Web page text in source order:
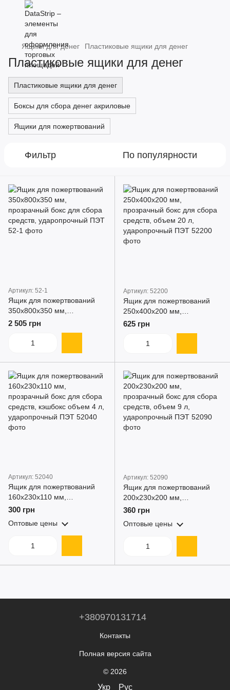
Ящики для денег Пластиковые ящики для денег
Пластиковые ящики для денег
Пластиковые ящики для денег
Боксы для сбора денег акриловые
Ящики для пожертвований
Фильтр По популярности
Артикул: 52-1
Ящик для пожертвований
350x800x350 мм,
прозрачный бокс для сбора
средств, ударопрочный ПЭТ
2 505 грн
Артикул: 52200
Ящик для пожертвований
250x400x200 мм,
прозрачный бокс для сбора
средств, объем 20 л,
ударопрочный ПЭТ
625 грн
Артикул: 52040
Ящик для пожертвований
160x230x110 мм,
прозрачный бокс для сбора
ударопрочный ПЭТ
300 грн
Оптовые цены
Артикул: 52090
Ящик для пожертвований
200x230x200 мм,
прозрачный бокс для сбора
ударопрочный ПЭТ
360 грн
Оптовые цены
+380970131714
Контакты
Полная версия сайта
© 2026
Укр Рус